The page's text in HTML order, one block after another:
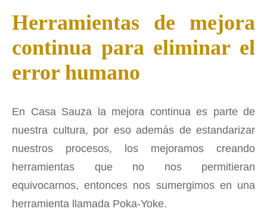
Herramientas de mejora
continua para eliminar el
error humano
En Casa Sauza la mejora continua es parte de
nuestra cultura, por eso además de estandarizar
nuestros procesos, los mejoramos creando
herramientas que no nos permitieran
equivocarnos, entonces nos sumergimos en una
herramienta llamada Poka-Yoke.